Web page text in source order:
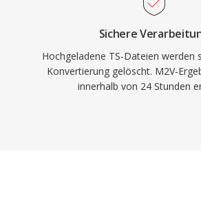
Sichere
Hochgeladene TS-Dateien werden
Konvertierung gelöscht. M2V-
innerhalb von 24 Stunden